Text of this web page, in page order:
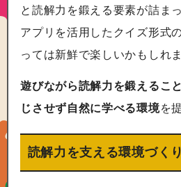
と読解力を鍛える要素が詰ま
アプリを活用したクイズ形式
っては新鮮で楽しいかもしれま
遊びながら読解力を鍛えるこ
じさせず自然に学べる環境を
読解力を支える環境づくり